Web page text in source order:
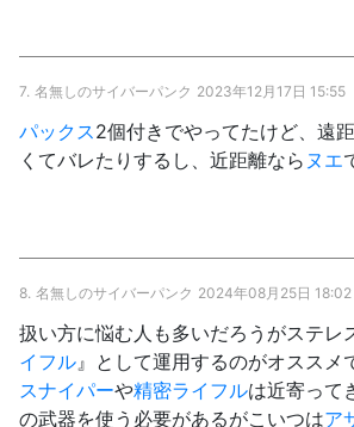
7. 名無しのサイバーパンク 2023年12月17日 15:55
パックス2個付きでやってたけど、遠
くてバレたりするし、近距離なら ヌエ
8. 名無しのサイバーパンク 2024年08月25日 18:02
扱い方に悩む人も多いだろうがステレ
イフル 』として運用するのがオススメ
スナイパーや精密ライフルは近寄って
の武器を使う必要があるがこいつはア